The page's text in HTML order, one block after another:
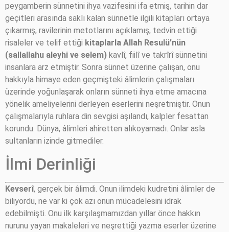
peygamberin sünnetini ihya vazifesini ifa etmiş, tarihin dar
geçitleri arasında saklı kalan sünnetle ilgili kitapları ortaya
çıkarmış, ravilerinin metotlarını açıklamış, tedvin ettiği
risaleler ve telif ettiği kitaplarla Allah Resulü’nün
(sallallahu aleyhi ve selem) kavlî, fiilî ve takrîrî sünnetini
insanlara arz etmiştir. Sonra sünnet üzerine çalışan, onu
hakkıyla himaye eden geçmişteki âlimlerin çalışmaları
üzerinde yoğunlaşarak onların sünneti ihya etme amacına
yönelik ameliyelerini derleyen eserlerini neşretmiştir. Onun
çalışmalarıyla ruhlara din sevgisi aşılandı, kalpler fesattan
korundu. Dünya, âlimleri ahiretten alıkoyamadı. Onlar asla
sultanların izinde gitmediler.
İlmi Derinliği
Kevserî, gerçek bir âlimdi. Onun ilimdeki kudretini âlimler de
biliyordu, ne var ki çok azı onun mücadelesini idrak
edebilmişti. Onu ilk karşılaşmamızdan yıllar önce hakkın
nurunu yayan makaleleri ve neşrettiği yazma eserler üzerine